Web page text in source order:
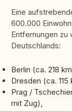
Eine
600.000
Entfernungen zu
Deutschlands:
Berlin (ca. 218
Dresden (ca. 115
Prag /
mit Zug),